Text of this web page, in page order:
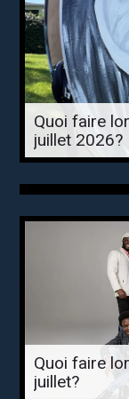
Quoi faire
juillet 2026?
Quoi faire
juillet?